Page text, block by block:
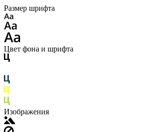
Размер шрифта
Цвет фона и шрифта
Изображения